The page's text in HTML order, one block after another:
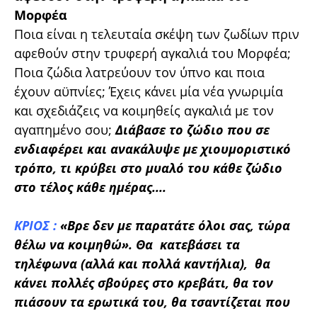
Μορφέα
Ποια είναι η τελευταία σκέψη των ζωδίων πριν
αφεθούν στην τρυφερή αγκαλιά του Μορφέα;
Ποια ζώδια λατρεύουν τον ύπνο και ποια
έχουν αϋπνίες; Έχεις κάνει μία νέα γνωριμία
και σχεδιάζεις να κοιμηθείς αγκαλιά με τον
αγαπημένο σου;Διάβασε το ζώδιο που σε
ενδιαφέρει και ανακάλυψε με χιουμοριστικό
τρόπο, τι κρύβει στο μυαλό του κάθε ζώδιο
στο τέλος κάθε ημέρας....
ΚΡΙΟΣ : «Βρε δεν με παρατάτε όλοι σας, τώρα
θέλω να κοιμηθώ». Θα κατεβάσει τα
τηλέφωνα (αλλά και πολλά καντήλια), θα
κάνει πολλές σβούρες στο κρεβάτι, θα τον
πιάσουν τα ερωτικά του, θα τσαντίζεται που